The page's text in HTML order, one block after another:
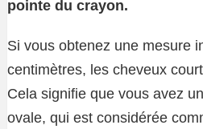
pointe du crayon.
Si vous obtenez une mesure
centimètres, les cheveux
Cela signifie que vous avez
ovale, qui est considérée